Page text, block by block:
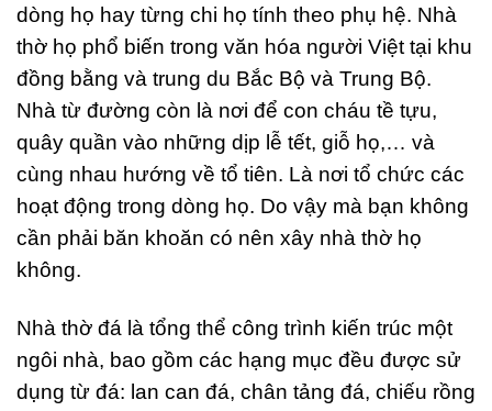
dòng họ hay từng chi họ tính theo phụ hệ. Nhà
thờ họ phổ biến trong văn hóa người Việt tại khu
đồng bằng và trung du Bắc Bộ và Trung Bộ.
Nhà từ đường còn là nơi để con cháu tề tựu,
quây quần vào những dịp lễ tết, giỗ họ,… và
cùng nhau hướng về tổ tiên. Là nơi tổ chức các
hoạt động trong dòng họ. Do vậy mà bạn không
cần phải băn khoăn có nên xây nhà thờ họ
không.
Nhà thờ đá là tổng thể công trình kiến trúc một
ngôi nhà, bao gồm các hạng mục đều được sử
dụng từ đá: lan can đá, chân tảng đá, chiếu rồng